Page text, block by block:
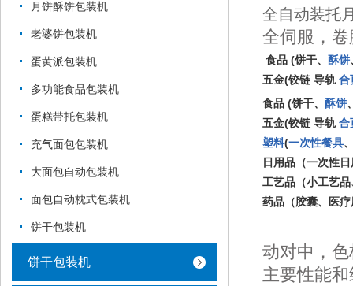
月饼酥饼包装机
老婆饼包装机
蛋黄派包装机
多功能食品包装机
蛋糕带托包装机
充气面包包装机
大面包自动包装机
面包自动枕式包装机
饼干包装机
饼干包装机
全自动装托
全伺服，
食品 (饼干、 酥饼
五金(铰链 导轨 合
食品 (饼干、 酥饼
五金(铰链 导轨 合
塑料(一次性餐具
日用品（一次性
工艺品（小工艺品
药品（胶囊、医
动对中，
主要性能